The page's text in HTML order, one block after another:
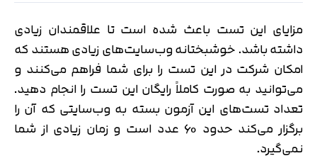
مزایای این تست باعث شده است تا علاقمندان زیادی
داشته باشد. خوشبختانه وب‌سایت‌های زیادی هستند که
امکان شرکت در این تست را برای شما فراهم می‌کنند و
می‌توانید به صورت کاملاً رایگان این تست را انجام دهید.
تعداد تست‌های این آزمون بسته به وب‌سایتی که آن را
برگزار می‌کند حدود 60 عدد است و زمان زیادی از شما
نمی‌گیرد.
تایید کد